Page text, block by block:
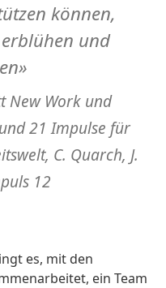
können,
und
New Work und
21 Impulse für
C. Quarch, J.
12
es, mit den
ein Team